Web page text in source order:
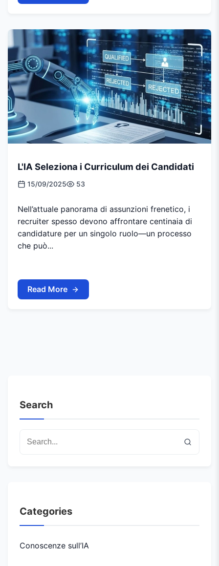
L'IA Seleziona i Curriculum dei Candidati
15/09/2025 53
Nell’attuale panorama di assunzioni frenetico, i
recruiter spesso devono affrontare centinaia di
candidature per un singolo ruolo—un processo
che può...
Read More
Search
Categories
Conoscenze sull’IA